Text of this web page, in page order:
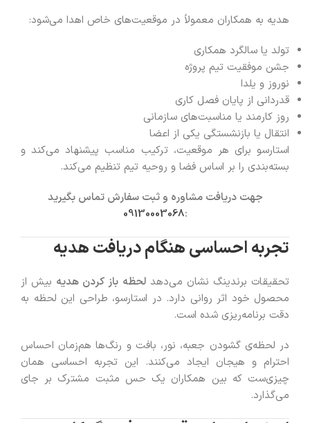
هدیه به همکاران معمولاً در موقعیت‌های خاص اهدا می‌شود:
تولد یا سالگرد همکاری
جشن موفقیت تیم پروژه
نوروز و یلدا
قدردانی از پایان فصل کاری
روز کارمند یا مناسبت‌های سازمانی
انتقال یا بازنشستگی یکی از اعضا
استارسو برای هر موقعیت، ترکیب مناسب پیشنهاد می‌کند و
بسته‌بندی را بر اساس فضا و روحیه تیم تنظیم می‌کند.
جهت دریافت مشاوره و ثبت سفارش تماس بگیرید
:
09130003068
تجربه احساسی هنگام دریافت هدیه
تحقیقات برندینگ نشان می‌دهدلحظه باز کردن هدیه بیش از
محصول خود اثر روانی دارد. در استارسو، طراحی این لحظه به
دقت برنامه‌ریزی شده است.
در لحظه‌ی گشودن جعبه، نور، بافت و رنگ‌ها هم‌زمان احساس
احترام و هیجان ایجاد می‌کنند. این تجربه احساسی همان
چیزی‌ست که بین همکاران یک حس مثبت مشترک بر جای
می‌گذارد.